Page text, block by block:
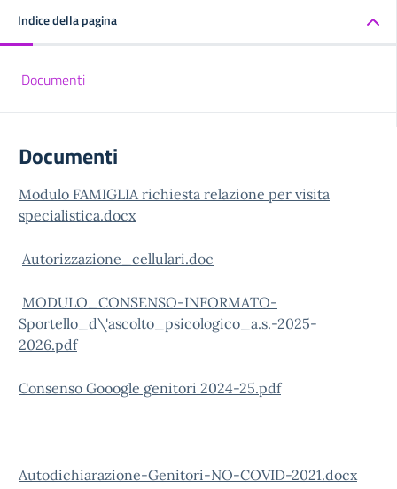
Indice della pagina
Documenti
Documenti
Modulo FAMIGLIA richiesta relazione per visita
specialistica.docx
Autorizzazione_cellulari.doc
MODULO_CONSENSO-INFORMATO-
Sportello_d\'ascolto_psicologico_a.s.-2025-
2026.pdf
Consenso Gooogle genitori 2024-25.pdf
Autodichiarazione-Genitori-NO-COVID-2021.docx